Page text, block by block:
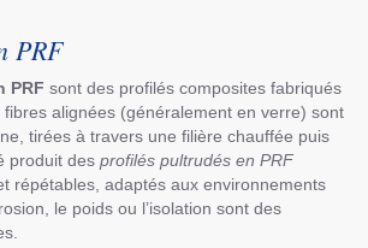
PRF
PRF sont des profilés composites fabriqués
alignées (généralement en verre) sont
tirées à travers une filière chauffée puis
produit des profilés pultrudés en PRF
répétables, adaptés aux environnements
le poids ou l’isolation sont des